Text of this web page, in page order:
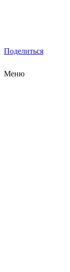
Поделиться
Меню